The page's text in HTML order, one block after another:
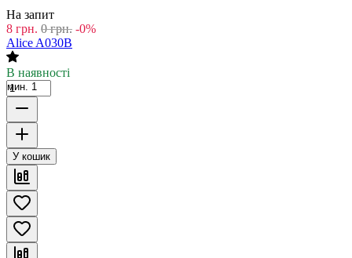
На запит
8 грн. 0 грн. -0%
Alice A030B
В наявності
мин. 1
У кошик